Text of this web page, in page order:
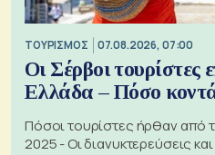
ΤΟΥΡΙΣΜΟΣ 07.08.2026, 07:00
Οι Σέρβοι τουρίστες
Ελλάδα – Πόσο κοντά
Πόσοι τουρίστες ήρθαν από
2025 - Οι διανυκτερεύσεις